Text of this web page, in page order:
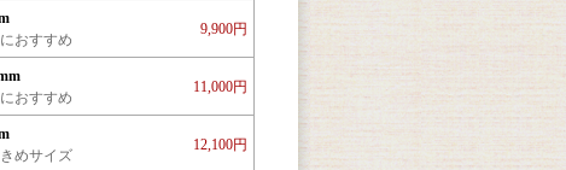
おすすめ
9,900円
おすすめ
11,000円
めサイズ
12,100円